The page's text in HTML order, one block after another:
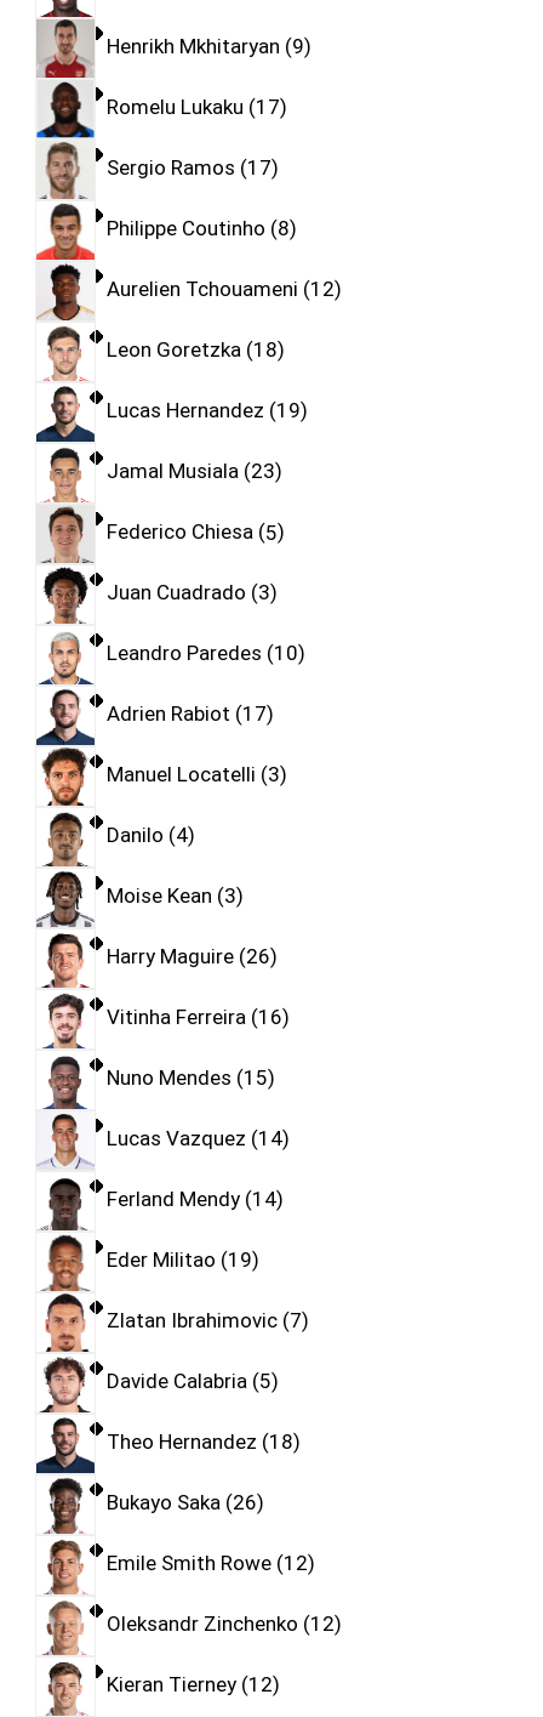
Henrikh Mkhitaryan 9
Romelu Lukaku 17
Sergio Ramos 17
Philippe Coutinho 8
Aurelien Tchouameni 12
Leon Goretzka 18
Lucas Hernandez 19
Jamal Musiala 23
Federico Chiesa 5
Juan Cuadrado 3
Leandro Paredes 10
Adrien Rabiot 17
Manuel Locatelli 3
Danilo 4
Moise Kean 3
Harry Maguire 26
Vitinha Ferreira 16
Nuno Mendes 15
Lucas Vazquez 14
Ferland Mendy 14
Eder Militao 19
Zlatan Ibrahimovic 7
Davide Calabria 5
Theo Hernandez 18
Bukayo Saka 26
Emile Smith Rowe 12
Oleksandr Zinchenko 12
Kieran Tierney 12